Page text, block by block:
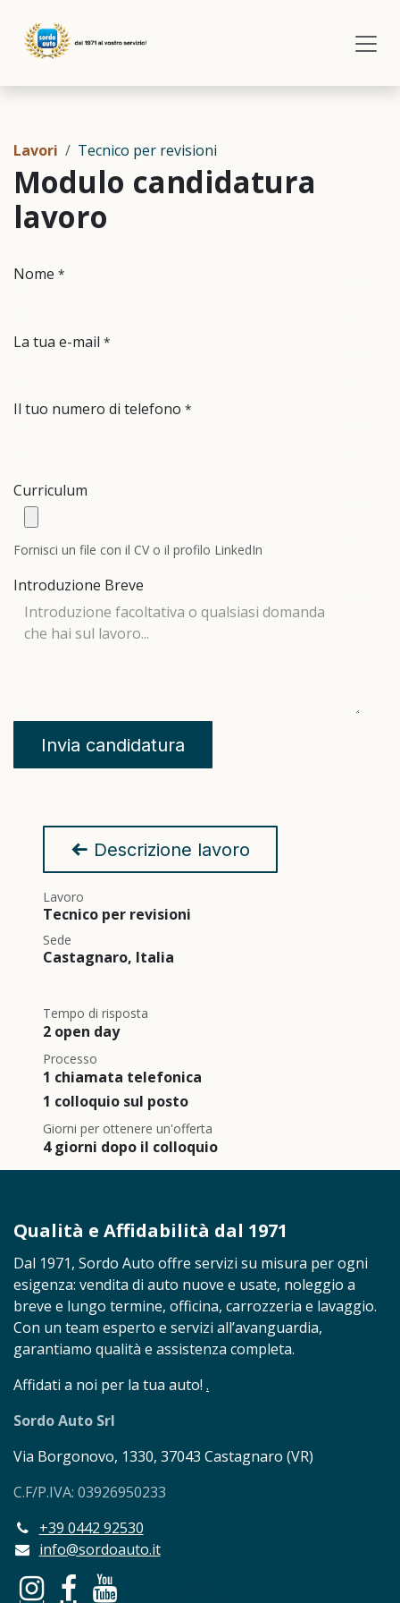
Lavori Tecnico per revisioni
Modulo candidatura
lavoro
Nome *
La tua e-mail *
Il tuo numero di telefono *
Curriculum
Fornisci un file con il CV o il profilo LinkedIn
Introduzione Breve
Invia candidatura
Descrizione lavoro
Lavoro
Tecnico per revisioni
Sede
Castagnaro, Italia
Tempo di risposta
2 open day
Processo
1 chiamata telefonica
1 colloquio sul posto
Giorni per ottenere un'offerta
4 giorni dopo il colloquio
Qualità e Affidabilità dal 1971
Dal 1971, Sordo Auto offre servizi su misura per ogni
esigenza: vendita di auto nuove e usate, noleggio a
breve e lungo termine, officina, carrozzeria e lavaggio.
Con un team esperto e servizi all’avanguardia,
garantiamo qualità e assistenza completa.
Affidati a noi per la tua auto! .
Sordo Auto Srl
Via Borgonovo, 1330, 37043 Castagnaro (VR)
C.F/P.IVA: 03926950233
+39 0442 92530
info@sordoauto.it